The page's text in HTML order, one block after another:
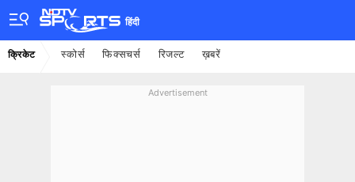
हिंदी
क्रिकेट स्कोर्स फिक्सचर्स रिजल्ट ख़बरें
Advertisement